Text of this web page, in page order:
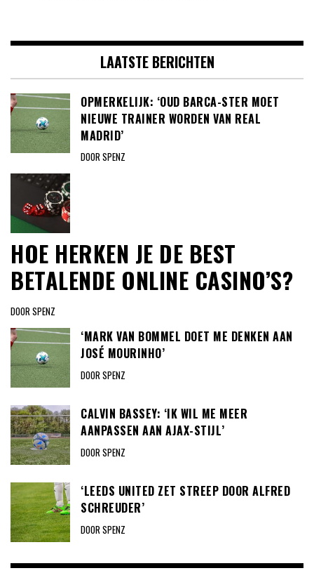
LAATSTE BERICHTEN
OPMERKELIJK: ‘OUD BARCA-STER MOET
NIEUWE TRAINER WORDEN VAN REAL
MADRID’
DOOR SPENZ
HOE HERKEN JE DE BEST
BETALENDE ONLINE CASINO’S?
DOOR SPENZ
‘MARK VAN BOMMEL DOET ME DENKEN AAN
JOSÉ MOURINHO’
DOOR SPENZ
CALVIN BASSEY: ‘IK WIL ME MEER
AANPASSEN AAN AJAX-STIJL’
DOOR SPENZ
‘LEEDS UNITED ZET STREEP DOOR ALFRED
SCHREUDER’
DOOR SPENZ